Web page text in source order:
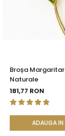
Broșa
Naturale
181,77 RON
ADAUGA